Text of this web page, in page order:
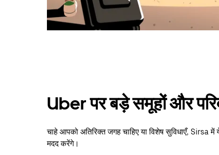
Uber पर बड़े समूहों और
चाहे आपको अतिरिक्त जगह चाहिए या विशेष सुविधाएँ,
मदद करेंगे।